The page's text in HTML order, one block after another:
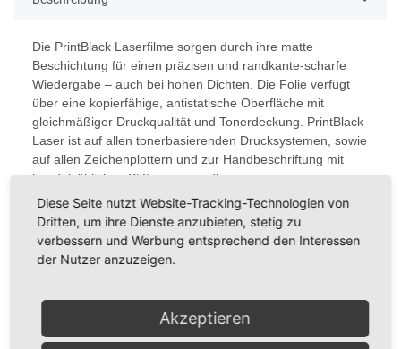
Die PrintBlack Laserfilme sorgen durch ihre matte
Beschichtung für einen präzisen und randkante-scharfe
Wiedergabe – auch bei hohen Dichten. Die Folie verfügt
über eine kopierfähige, antistatische Oberfläche mit
gleichmäßiger Druckqualität und Tonerdeckung. PrintBlack
Laser ist auf allen tonerbasierenden Drucksystemen, sowie
auf allen Zeichenplottern und zur Handbeschriftung mit
handelsüblichen Stiften verwendbar.
Das sind die Vorteile derPrintBlack Laserfolie
Hohe Temperaturbeständigkeit bis 140° C
(kurzfristig bis 200° C)
Praktisch schrumpf- und verzugsfrei
Sehr gute UV-Dichte
Gute Stabilität durch eine Stärke von 95µ
Diese Seite nutzt Website-Tracking-Technologien von
Dritten, um ihre Dienste anzubieten, stetig zu
verbessern und Werbung entsprechend den Interessen
der Nutzer anzuzeigen.
Akzeptieren